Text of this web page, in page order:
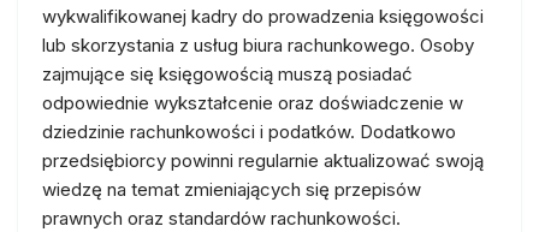
wykwalifikowanej kadry do prowadzenia księgowości
lub skorzystania z usług biura rachunkowego. Osoby
zajmujące się księgowością muszą posiadać
odpowiednie wykształcenie oraz doświadczenie w
dziedzinie rachunkowości i podatków. Dodatkowo
przedsiębiorcy powinni regularnie aktualizować swoją
wiedzę na temat zmieniających się przepisów
prawnych oraz standardów rachunkowości.